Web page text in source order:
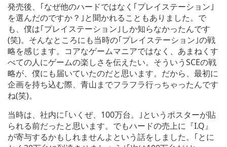
発売後、｢なぜ他のハードではなく｢プレイステーション｣
を選んだのですか？｣と聞かれることもありました。で
も、僕は｢プレイステーション｣しか知らなかったんです
(笑)。そんなところにも当時の｢プレイステーション｣の戦
略を感じます。コアなゲームマニアではなく、あまねくす
べての人にゲームの楽しさを伝えたい。そういうSCEの戦
略が、僕にも届いていたのだと思います。だから、最初に
企画を持ち込む際、青山までフラフラ行っちゃったんです
ね(笑)。
当時は、社内に｢いくぜ、100万台。｣というポスターが貼
られる前だったと思います。でもハードの売上に『I.Q』
が寄与するかもしれませんよという話をしました。｢とに